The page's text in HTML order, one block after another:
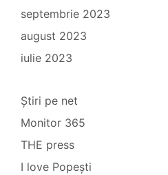
septembrie 2023
august 2023
iulie 2023
Știri pe net
Monitor 365
THE press
I love Popești